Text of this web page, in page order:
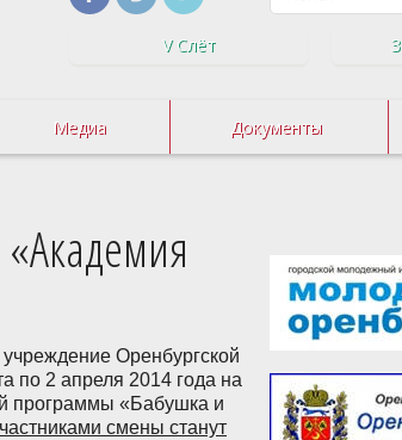
V Слёт
Медиа Документы
Оренбургской
по 2 апреля 2014 года на
программы «Бабушка и
частниками смены станут